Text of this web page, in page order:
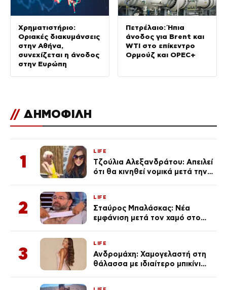
Χρηματιστήριο:
Οριακές διακυμάνσεις
στην Αθήνα,
συνεχίζεται η άνοδος
στην Ευρώπη
Πετρέλαιο: Ήπια
άνοδος για Brent και
WTI στο επίκεντρο
Ορμούζ και OPEC+
// ΔΗΜΟΦΙΛΗ
1
LIFE
Τζούλια Αλεξανδράτου: Απειλεί
ότι θα κινηθεί νομικά μετά την
2
LIFE
Σταύρος Μπαλάσκας: Νέα
εμφάνιση μετά τον χαμό στο
3
LIFE
Ανδρομάχη: Χαμογελαστή στη
θάλασσα με ιδιαίτερο μπικίνι